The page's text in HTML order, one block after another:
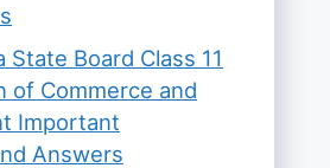
State Board Class 11
of Commerce and
Important
Answers